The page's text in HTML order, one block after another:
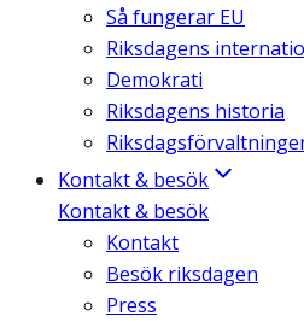
Så fungerar EU
Riksdagens
Demokrati
Riksdagens historia
Kontakt & besök
Kontakt & besök
Kontakt
Besök riksdagen
Press